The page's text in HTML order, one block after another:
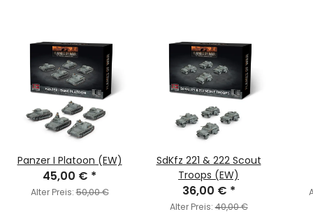
Panzer I Platoon (EW)
45,00 € *
Alter Preis:50,00 €
SdKfz 221 & 222 Scout
Troops (EW)
36,00 € *
Alter Preis:40,00 €